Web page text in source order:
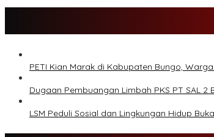
PETI Kian Marak di Kabupaten Bungo,
Dugaan Pembuangan Limbah PKS PT SAL 2
LSM Peduli Sosial dan Lingkungan Hidup